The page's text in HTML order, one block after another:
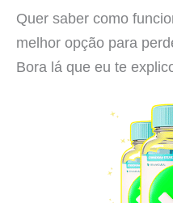
Quer saber como
melhor opção para
Bora lá que eu te